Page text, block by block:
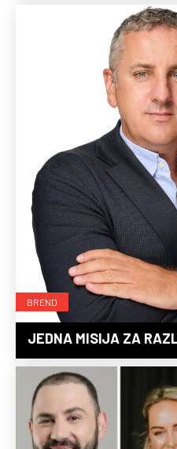
BREND
JEDNA MISIJA ZA